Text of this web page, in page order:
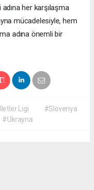
her karşılaşma
mücadelesiyle, hem
adına önemli bir
Ligi
#Slovenya
#Ukrayna